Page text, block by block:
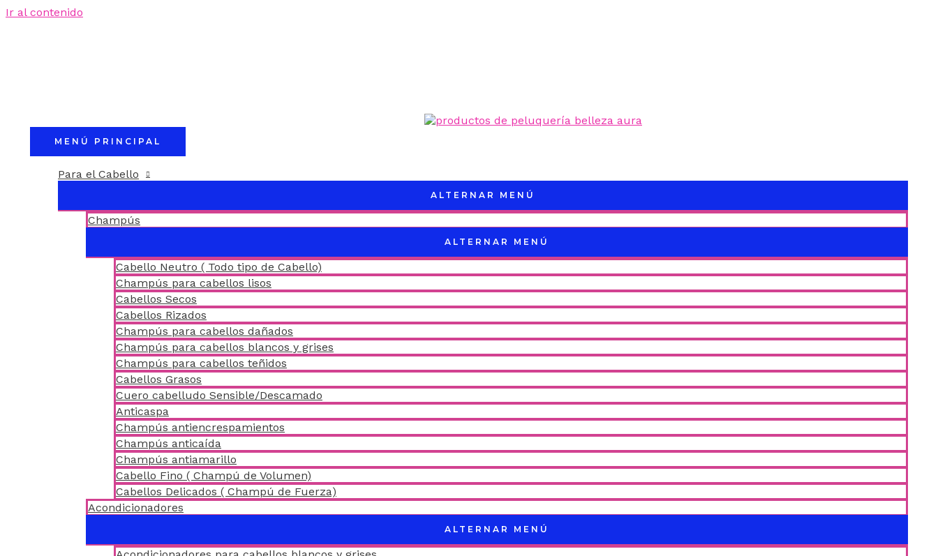
Ir al contenido
MENÚ PRINCIPAL
Para el Cabello
ALTERNAR MENÚ
Champús
ALTERNAR MENÚ
Cabello Neutro ( Todo tipo de Cabello)
Champús para cabellos lisos
Cabellos Secos
Cabellos Rizados
Champús para cabellos dañados
Champús para cabellos blancos y grises
Champús para cabellos teñidos
Cabellos Grasos
Cuero cabelludo Sensible/Descamado
Anticaspa
Champús antiencrespamientos
Champús anticaída
Champús antiamarillo
Cabello Fino ( Champú de Volumen)
Cabellos Delicados ( Champú de Fuerza)
Acondicionadores
ALTERNAR MENÚ